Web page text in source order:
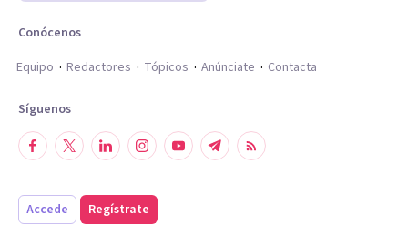
Conócenos
Equipo
Redactores Tópicos Anúnciate Contacta
Síguenos
Accede Regístrate